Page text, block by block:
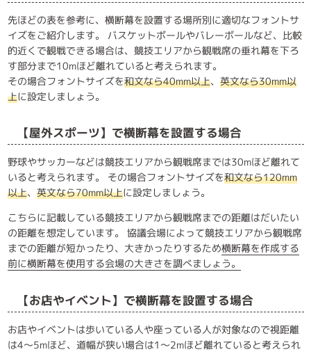
先ほどの表を参考に、横断幕を設置する場所別に適切なフォントサ
イズをご紹介します。 バスケットボールやバレーボールなど、比較
的近くで観戦できる場合は、競技エリアから観戦席の垂れ幕を下ろ
す部分まで10mほど離れていると考えられます。
その場合フォントサイズを和文なら40mm以上、 英文なら30mm以
上に設定しましょう。
【屋外スポーツ】で横断幕を設置する場合
野球やサッカーなどは競技エリアから観戦席までは30mほど離れて
いると考えられます。 その場合フォントサイズを和文なら120mm
以上、 英文なら70mm以上に設定しましょう。
こちらに記載している競技エリアから観戦席までの距離はだいたい
の距離を想定しています。 協議会場によって競技エリアから観戦席
までの距離が短かったり、大きかったりするため横断幕を作成する
前に横断幕を使用する会場の大きさを調べましょう。
【お店やイベント】で横断幕を設置する場合
お店やイベントは歩いている人や座っている人が対象なので視距離
は4～5mほど、道幅が狭い場合は1～2mほど離れていると考えられ